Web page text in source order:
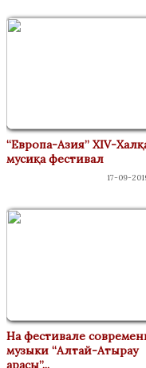
“Европа-Азия” XIV-
мусиқа фестивал
17-09-
На фестивале
музыки “Алтай-Атырау
арасы”...